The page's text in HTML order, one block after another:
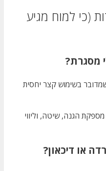
(כי למוח מגיע
מסגרת?
בשימוש קצר יחסית
הגנה, שיטה, וליווי
או דיכאון?